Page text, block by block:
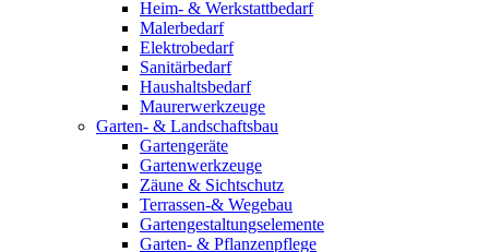
Heim- & Werkstattbedarf
Malerbedarf
Elektrobedarf
Sanitärbedarf
Haushaltsbedarf
Maurerwerkzeuge
Garten- & Landschaftsbau
Gartengeräte
Gartenwerkzeuge
Zäune & Sichtschutz
Terrassen-& Wegebau
Gartengestaltungselemente
Garten- & Pflanzenpflege